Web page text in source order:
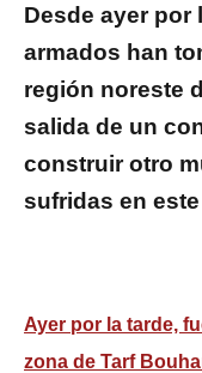
Desde ayer por
armados han
región noreste
salida de un
construir otro
sufridas en
Ayer por la tarde,
zona de Tarf